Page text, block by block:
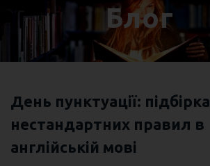
Блог
День пунктуації: підбірка
нестандартних правил в
англійській мові